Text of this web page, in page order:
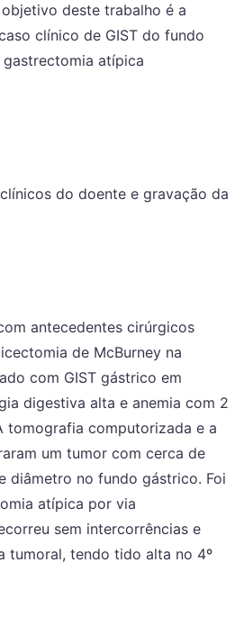
deste trabalho é a
clínico de GIST do fundo
atípica
do doente e gravação da
antecedentes cirúrgicos
de McBurney na
com GIST gástrico em
digestiva alta e anemia com 2
tomografia computorizada e a
um tumor com cerca de
diâmetro no fundo gástrico. Foi
atípica por via
sem intercorrências e
tumoral, tendo tido alta no 4º